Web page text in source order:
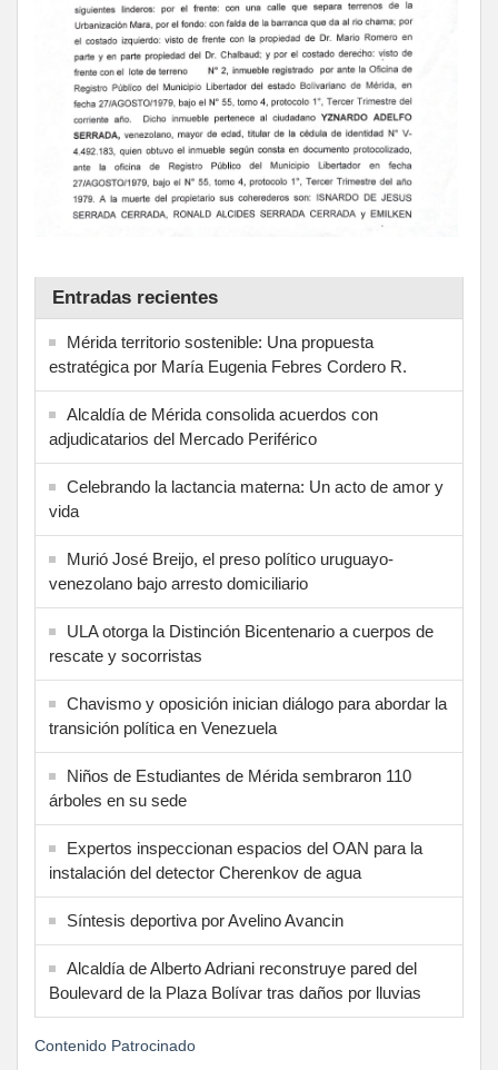
Entradas recientes
Mérida territorio sostenible: Una propuesta
estratégica por María Eugenia Febres Cordero R.
Alcaldía de Mérida consolida acuerdos con
adjudicatarios del Mercado Periférico
Celebrando la lactancia materna: Un acto de amor y
vida
Murió José Breijo, el preso político uruguayo-
venezolano bajo arresto domiciliario
ULA otorga la Distinción Bicentenario a cuerpos de
rescate y socorristas
Chavismo y oposición inician diálogo para abordar la
transición política en Venezuela
Niños de Estudiantes de Mérida sembraron 110
árboles en su sede
Expertos inspeccionan espacios del OAN para la
instalación del detector Cherenkov de agua
Síntesis deportiva por Avelino Avancin
Alcaldía de Alberto Adriani reconstruye pared del
Boulevard de la Plaza Bolívar tras daños por lluvias
Contenido Patrocinado